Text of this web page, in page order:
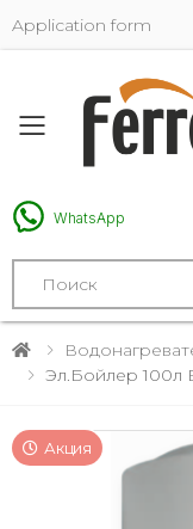
Application form
Toggle
WhatsApp
Search
Эл.бойлер 100л
Акция